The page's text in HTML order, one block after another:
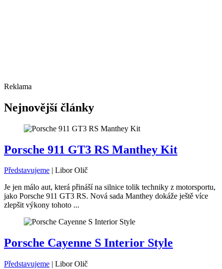
Reklama
Nejnovější články
Porsche 911 GT3 RS Manthey Kit
Představujeme | Libor Olič
Je jen málo aut, která přináší na silnice tolik techniky z motorsportu,
jako Porsche 911 GT3 RS. Nová sada Manthey dokáže ještě více
zlepšit výkony tohoto ...
Porsche Cayenne S Interior Style
Představujeme | Libor Olič